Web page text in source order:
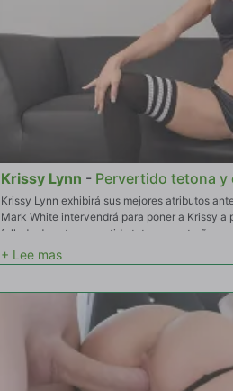
Krissy Lynn - Pervertido tetona y
Krissy Lynn exhibirá sus mejores atributos
Mark White intervendrá para poner a Krissy
follada de este pervertido tetona y extraña.